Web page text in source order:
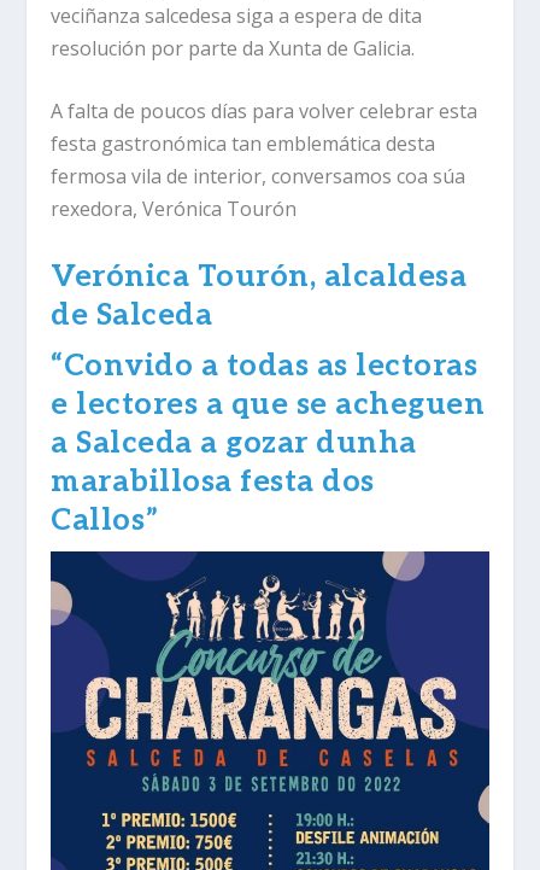
veciñanza salcedesa siga a espera de dita
resolución por parte da Xunta de Galicia.
A falta de poucos días para volver celebrar esta
festa gastronómica tan emblemática desta
fermosa vila de interior, conversamos coa súa
rexedora, Verónica Tourón
Verónica Tourón, alcaldesa
de Salceda
“Convido a todas as lectoras
e lectores a que se acheguen
a Salceda a gozar dunha
marabillosa festa dos
Callos”